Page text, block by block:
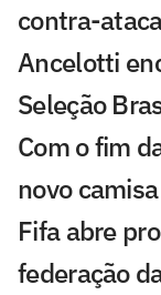
contra-
Ancelotti
Seleção
Com o fim
novo
Fifa abre
federação